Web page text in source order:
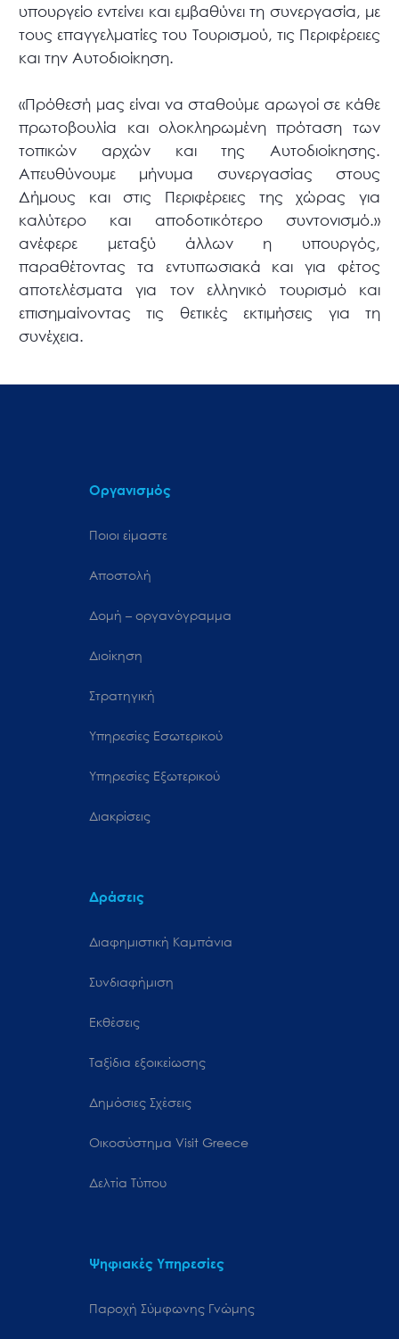
υπουργείο εντείνει και εμβαθύνει τη συνεργασία, με
τους επαγγελματίες του Τουρισμού, τις Περιφέρειες
και την Αυτοδιοίκηση.
«Πρόθεσή μας είναι να σταθούμε αρωγοί σε κάθε
πρωτοβουλία και ολοκληρωμένη πρόταση των
τοπικών αρχών και της Αυτοδιοίκησης.
Απευθύνουμε μήνυμα συνεργασίας στους
Δήμους και στις Περιφέρειες της χώρας για
καλύτερο και αποδοτικότερο συντονισμό.»
ανέφερε μεταξύ άλλων η υπουργός,
παραθέτοντας τα εντυπωσιακά και για φέτος
αποτελέσματα για τον ελληνικό τουρισμό και
επισημαίνοντας τις θετικές εκτιμήσεις για τη
συνέχεια.
Οργανισμός
Ποιοι είμαστε
Αποστολή
Δομή – οργανόγραμμα
Διοίκηση
Στρατηγική
Υπηρεσίες Εσωτερικού
Υπηρεσίες Εξωτερικού
Διακρίσεις
Δράσεις
Διαφημιστική Καμπάνια
Συνδιαφήμιση
Εκθέσεις
Ταξίδια εξοικείωσης
Δημόσιες Σχέσεις
Oικοσύστημα Visit Greece
Δελτία Τύπου
Ψηφιακές Υπηρεσίες
Παροχή Σύμφωνης Γνώμης